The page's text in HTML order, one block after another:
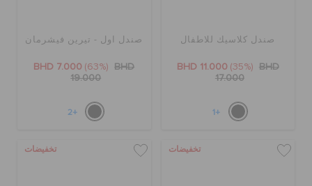
صندل كلاسيك للاطفال
BHD 11.000 (35%)
BHD
17.000
+1
صندل اول - تيرين فيشرمان
BHD 7.000 (63%)
BHD
19.000
+2
تخفيضات تخفيضات